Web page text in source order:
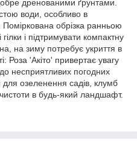
дренованими ґрунтами.
води, особливо в
обрізка ранньою
і підтримувати компактну
на зиму потребує укриття в
Роза 'Акіто' привертає увагу
до несприятливих погодних
озеленення садів, клумб
в будь-який ландшафт.